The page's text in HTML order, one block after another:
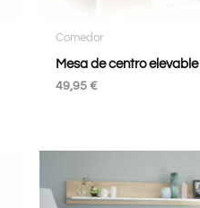
Comedor
Mesa de centro elevable
49,95 €